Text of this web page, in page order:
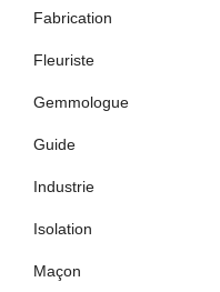
Fabrication
Fleuriste
Gemmologue
Guide
Industrie
Isolation
Maçon